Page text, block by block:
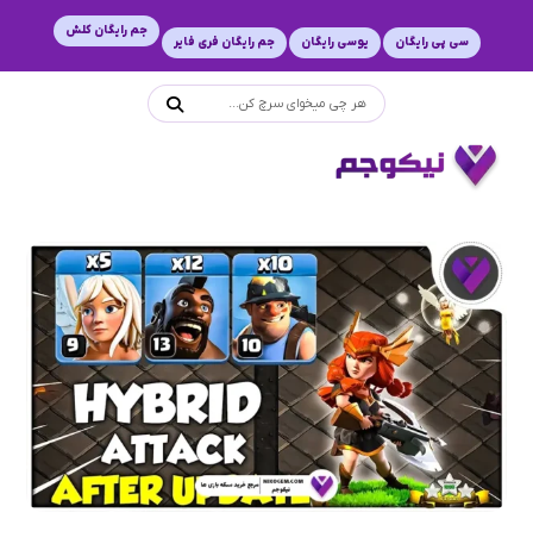
سی پی رایگان یوسی رایگان جم رایگان فری فایر
جم رایگان کلش